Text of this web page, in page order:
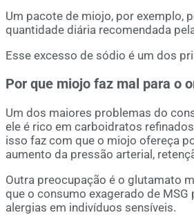
Um pacote de miojo, por exemplo,
quantidade diária recomendada
Esse excesso de sódio é um dos
Por que miojo faz mal para o
Um dos maiores problemas do
ele é rico em carboidratos
isso faz com que o miojo ofereça
aumento da pressão arterial,
Outra preocupação é o glutamato
que o consumo exagerado de
alergias em indivíduos sensíveis.